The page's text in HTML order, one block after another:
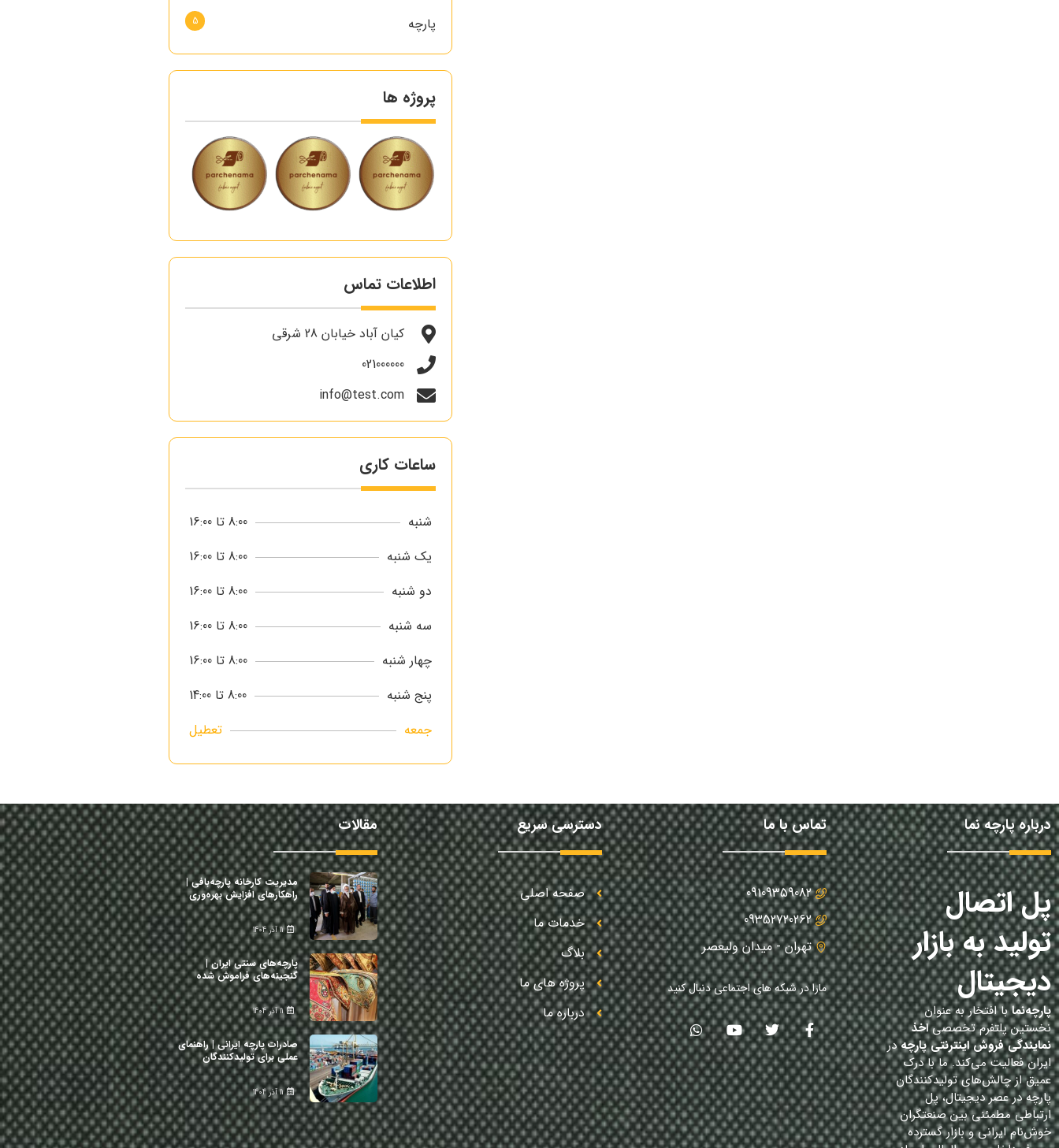
پارچه 5
پروژه ها
اطلاعات تماس
کیان آباد خیابان 28 شرقی
021000000
info@test.com
ساعات کاری
شنبه
8:00 تا 16:00
یک شنبه
8:00 تا 16:00
دو شنبه
8:00 تا 16:00
سه شنبه
8:00 تا 16:00
چهار شنبه
8:00 تا 16:00
پنج شنبه
8:00 تا 14:00
جمعه
تعطیل
درباره پارچه نما
پل اتصال
تولید به بازار
دیجیتال
پارچه‌نمابا افتخار به عنوان
نخستین پلتفرم تخصصیاخذ
نمایندگی فروش اینترنتی پارچهدر
ایران فعالیت می‌کند. ما با درک
عمیق از چالش‌های تولیدکنندگان
پارچه در عصر دیجیتال، پل
ارتباطی مطمئنی بین صنعتگران
خوش‌نام ایرانی و بازار گسترده
تماس با ما
09109359082
09352720262
تهران - میدان ولیعصر
مارا در شبکه های اجتماعی دنبال کنید
دسترسی سریع
صفحه اصلی
خدمات ما
بلاگ
پروژه های ما
درباره ما
مقالات
مدیریت کارخانه پارچه‌بافی |
راهکارهای افزایش بهره‌وری
11 آذر 1404
پارچه‌های سنتی ایران |
گنجینه‌های فراموش شده
11 آذر 1404
صادرات پارچه ایرانی | راهنمای
عملی برای تولیدکنندگان
11 آذر 1404